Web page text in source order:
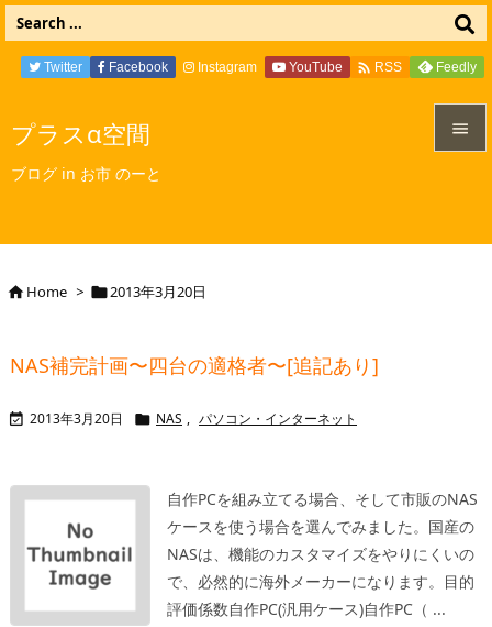
プラスα空間
ブログ in お市 のーと

Twitter Facebook Instagram YouTube  RSS Feedly
Home > 2013年3月20日
NAS補完計画〜四台の適格者〜[追記あり]
 2013年3月20日  NAS , パソコン・インターネット
自作PCを組み立てる場合、そして市販のNAS
ケースを使う場合を選んでみました。国産の
NASは、機能のカスタマイズをやりにくいの
で、必然的に海外メーカーになります。 目的
評価係数自作PC(汎用ケース)自作PC （ ...